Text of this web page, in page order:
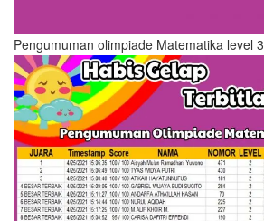
Pengumuman olimpiade Matematika level 3